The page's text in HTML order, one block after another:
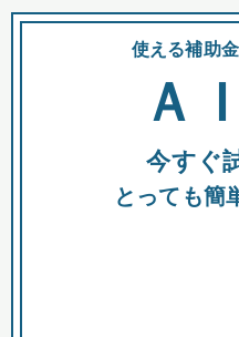
都道府県
全国の検索結果を含
助成金
使える補助
Ａ
今すぐ
とっても簡